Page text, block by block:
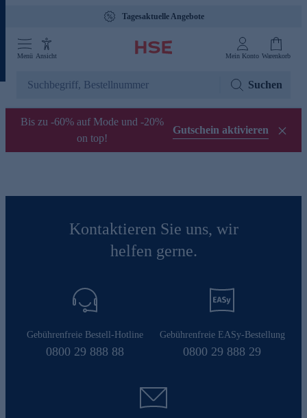
Tagesaktuelle Angebote
Menü Ansicht Mein Konto Warenkorb
Suchen
Bis zu -60% auf Mode und -20%
on top!
Gutschein aktivieren
Kontaktieren Sie uns, wir
helfen gerne.
Gebührenfreie Bestell-Hotline
0800 29 888 88
Gebührenfreie EASy-Bestellung
0800 29 888 29